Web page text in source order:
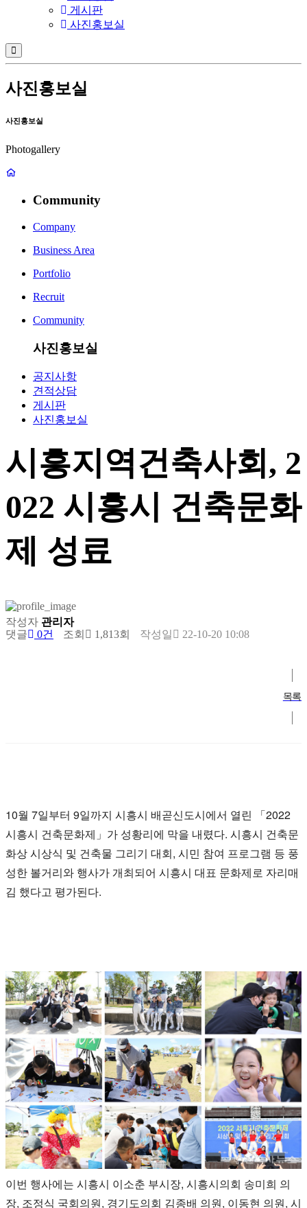
게시판
사진홍보실
사진홍보실
사진홍보실
Photogallery
Community
Company
Business Area
Portfolio
Recruit
Community
사진홍보실
공지사항
견적상담
게시판
사진홍보실
시흥지역건축사회, 2
022 시흥시 건축문화
제 성료
작성자 관리자
댓글
0건 조회 1,813회 작성일 22-10-20 10:08
목록
10월 7일부터 9일까지 시흥시 배곧신도시에서 열린 「2022
시흥시 건축문화제」가 성황리에 막을 내렸다. 시흥시 건축문
화상 시상식 및 건축물 그리기 대회, 시민 참여 프로그램 등 풍
성한 볼거리와 행사가 개최되어 시흥시 대표 문화제로 자리매
김 했다고 평가된다.
이번 행사에는 시흥시 이소춘 부시장, 시흥시의회 송미희 의
장, 조정식 국회의원, 경기도의회 김종배 의원, 이동현 의원, 시